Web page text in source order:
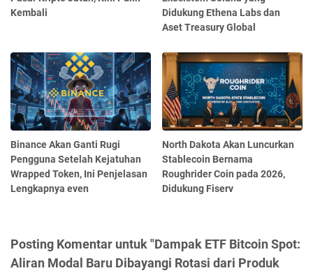
Kembali
Didukung Ethena Labs dan
Aset Treasury Global
Binance Akan Ganti Rugi
Pengguna Setelah Kejatuhan
Wrapped Token, Ini Penjelasan
Lengkapnya even
North Dakota Akan Luncurkan
Stablecoin Bernama
Roughrider Coin pada 2026,
Didukung Fiserv
Posting Komentar untuk "Dampak ETF Bitcoin Spot:
Aliran Modal Baru Dibayangi Rotasi dari Produk